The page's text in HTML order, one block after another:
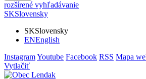
rozšírené vyhľadávanie
SKSlovensky
SKSlovensky
ENEnglish
InstagramYoutube Facebook RSS Mapa
Vytlačiť